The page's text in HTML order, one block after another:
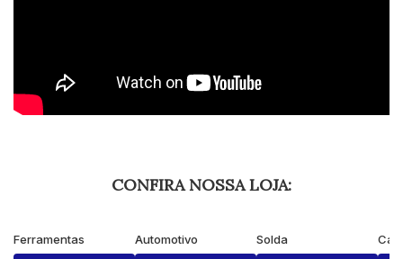
CONFIRA NOSSA LOJA:
Ferramentas Automotivo Solda